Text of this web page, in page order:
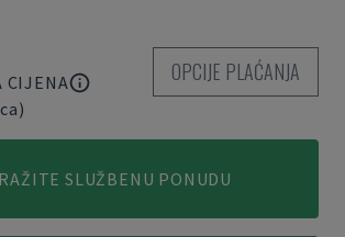
CIJENA
OPCIJE PLAĆANJA
SLUŽBENU PONUDU